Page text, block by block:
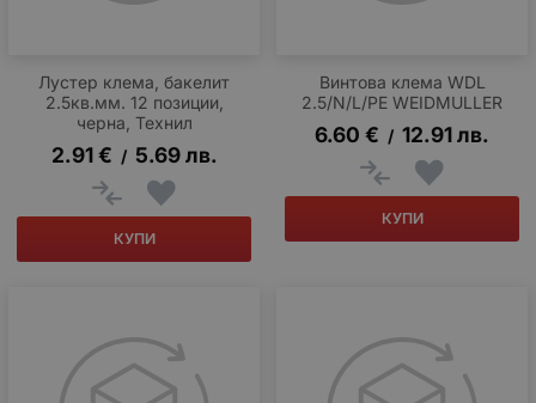
Лустер клема, бакелит
2.5кв.мм. 12 позиции,
черна, Технил
2.91 € / 5.69 лв.
КУПИ
Винтова клема WDL
2.5/N/L/PE WEIDMULLER
6.60 € / 12.91лв.
КУПИ